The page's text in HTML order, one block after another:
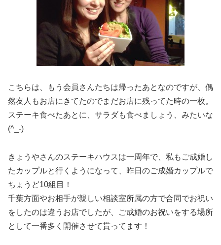
こちらは、もう会員さんたちは帰ったあとなのですが、偶
然友人もお店にきてたのでまだお店に残ってた時の一枚。
ステーキ食べたあとに、サラダも食べましょう、みたいな
(^_-)
きょうやさんのステーキハウスは一周年で、私もご成婚し
たカップルと行くようになって、昨日のご成婚カップルで
ちょうど10組目！
千葉方面やお相手が親しい相談室所属の方で合同でお祝い
をしたのは違うお店でしたが、ご成婚のお祝いをする場所
として一番多く開催させて貰ってます！